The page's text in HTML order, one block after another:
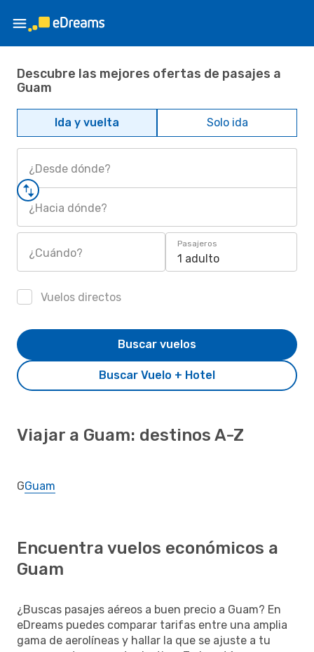
Descubre las mejores ofertas de pasajes a
Guam
Ida y vuelta Solo ida
¿Desde dónde?
¿Hacia dónde?
¿Cuándo?
Pasajeros
1 adulto
Vuelos directos
Buscar Vuelo + Hotel
Buscar vuelos
Viajar a Guam: destinos A-Z
GGuam
Encuentra vuelos económicos a
Guam
¿Buscas pasajes aéreos a buen precio a Guam? En
eDreams puedes comparar tarifas entre una amplia
gama de aerolíneas y hallar la que se ajuste a tu